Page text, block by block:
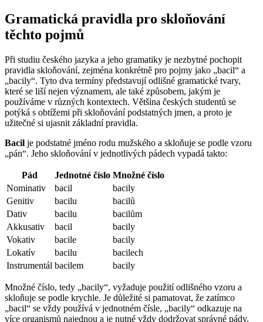
Gramatická pravidla pro skloňování
těchto pojmů
Při studiu českého jazyka a jeho gramatiky je nezbytné pochopit
pravidla skloňování, zejména konkrétně pro pojmy jako „bacil“ a
„bacily“. Tyto dva termíny představují odlišné gramatické tvary,
které se liší nejen významem, ale také způsobem, jakým je
používáme v různých kontextech. Většina českých studentů se
potýká s obtížemi při skloňování podstatných jmen, a proto je
užitečné si ujasnit základní pravidla.
Bacil je podstatné jméno rodu mužského a skloňuje se podle vzoru
„pán“. Jeho skloňování v jednotlivých pádech vypadá takto:
Pád Jednotné číslo Množné číslo
Nominativ
bacil
bacily
Genitiv
bacilu
bacilů
Dativ
bacilu
bacilům
Akkusativ
bacil
bacily
Vokativ
bacile
bacily
Lokatív
bacilu
bacilech
Instrumentál bacilem bacily
Množné číslo, tedy „bacily“, vyžaduje použití odlišného vzoru a
skloňuje se podle krychle. Je důležité si pamatovat, že zatímco
„bacil“ se vždy používá v jednotném čísle, „bacily“ odkazuje na
více organismů najednou a je nutné vždy dodržovat správné pády.